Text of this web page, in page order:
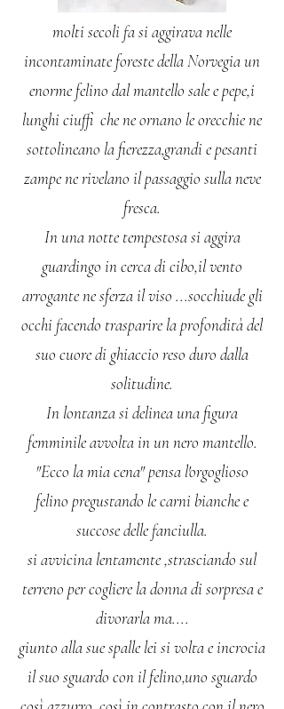
molti secoli fa si aggirava nelle
incontaminate foreste della Norvegia un
enorme felino dal mantello sale e pepe,i
lunghi ciuffi che ne ornano le orecchie ne
sottolineano la fierezza,grandi e pesanti
zampe ne rivelano il passaggio sulla neve
fresca.
In una notte tempestosa si aggira
guardingo in cerca di cibo,il vento
arrogante ne sferza il viso ...socchiude gli
occhi facendo trasparire la profondità del
suo cuore di ghiaccio reso duro dalla
solitudine.
In lontanza si delinea una figura
femminile avvolta in un nero mantello.
"Ecco la mia cena" pensa l'orgoglioso
felino pregustando le carni bianche e
succose delle fanciulla.
si avvicina lentamente ,strasciando sul
terreno per cogliere la donna di sorpresa e
divorarla ma....
giunto alla sue spalle lei si volta e incrocia
il suo sguardo con il felino,uno sguardo